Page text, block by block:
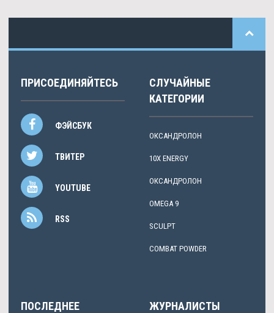
ПРИСОЕДИНЯЙТЕСЬ
ФЭЙСБУК
ТВИТЕР
YOUTUBE
RSS
СЛУЧАЙНЫЕ
КАТЕГОРИИ
ОКСАНДРОЛОН
10X ENERGY
ОКСАНДРОЛОН
OMEGA 9
SCULPT
COMBAT POWDER
ПОСЛЕДНЕЕ ЖУРНАЛИСТЫ